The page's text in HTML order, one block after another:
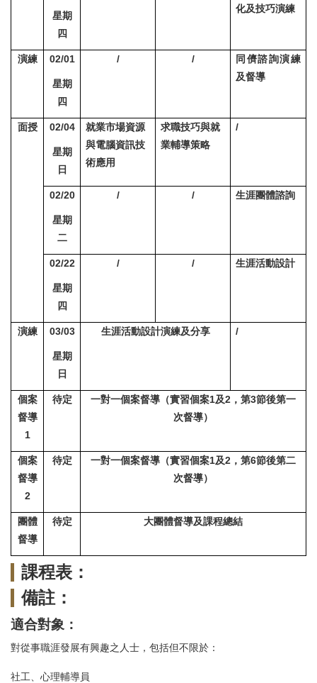
星期
四
化及技巧演練
演練 02/01
星期
四
/ /
同儕諮詢演練
及督導
面授 02/04
星期
日
就業市場資源
與電腦資訊技
術應用
求職技巧與就
業輔導策略
/
02/20
星期
二
/ / 生涯團體諮詢
02/22
星期
四
/ / 生涯活動設計
演練 03/03
星期
日
生涯活動設計演練及分享 /
個案
督導
1
待定
一對一個案督導（實習個案1及2，第3節後第一
次督導）
個案
督導
2
待定
一對一個案督導（實習個案1及2，第6節後第二
次督導）
團體
督導
待定 大團體督導及課程總結
課程表：
備註：
適合對象：
對從事職涯發展有興趣之人士，包括但不限於：
社工、心理輔導員